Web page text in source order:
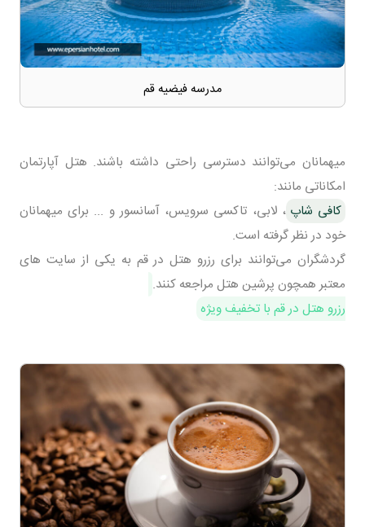
مدرسه فیضیه قم
میهمانان می‌توانند دسترسی راحتی داشته باشند. هتل آپارتمان
امکاناتی مانند:
کافی شاپ ، لابی، تاکسی سرویس، آسانسور و ... برای میهمانان
خود در نظر گرفته است.
گردشگران می‌توانند برای رزرو هتل در قم به یکی از سایت های
معتبر همچون پرشین هتل مراجعه کنند.
رزرو هتل در قم با تخفیف ویژه